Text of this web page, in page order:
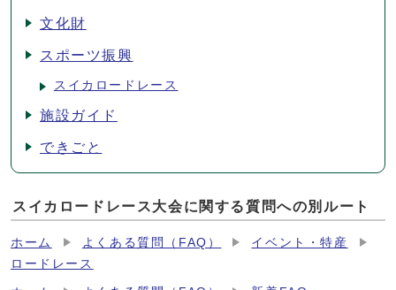
文化財
スポーツ振興
スイカロードレース
施設ガイド
できごと
スイカロードレース大会に関する質問への別ルート
ホーム よくある質問（FAQ）
イベント・特産
ロードレース